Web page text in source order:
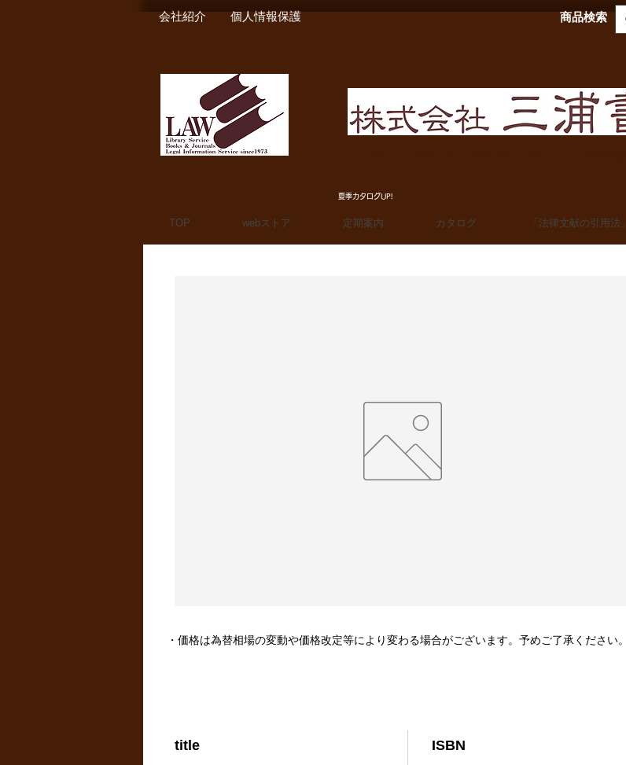
会社紹介 個人情報保護 商品検索
夏季カタログUP!
TOP webストア 定期案内 カタログ 「法律文献の引用法」
title ISBN
・価格は為替相場の変動や価格改定等により変わる場合がございます。予めご了承ください。